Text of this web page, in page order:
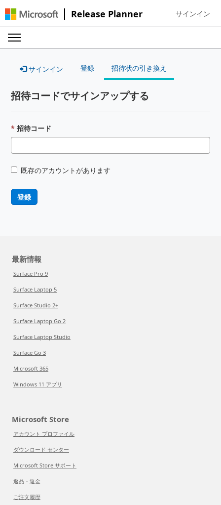
Release Planner Sign in to
サインイン
サインイン 登録 招待状の引き換え
招待コードでサインアップする
招待コード
既存のアカウントがあります
登録
最新情報
Surface Pro 9
Surface Laptop 5
Surface Studio 2+
Surface Laptop Go 2
Surface Laptop Studio
Surface Go 3
Microsoft 365
Windows 11 アプリ
Microsoft Store
アカウント プロファイル
ダウンロード センター
Microsoft Store サポート
返品・返金
ご注文履歴